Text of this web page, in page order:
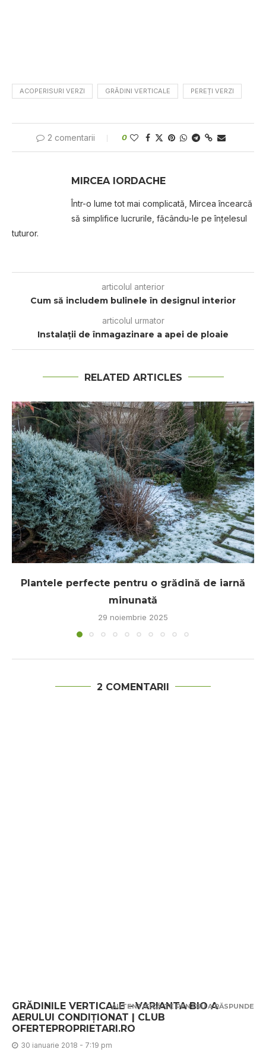
ACOPERISURI VERZI GRĂDINI VERTICALE PEREȚI VERZI
2 comentarii 0
MIRCEA IORDACHE
Într-o lume tot mai complicată, Mircea încearcă
să simplifice lucrurile, făcându-le pe înțelesul
tuturor.
articolul anterior
Cum să includem bulinele în designul interior
articolul urmator
Instalații de înmagazinare a apei de ploaie
RELATED ARTICLES
Plantele perfecte pentru o grădină de iarnă
minunată
29 noiembrie 2025
2 COMENTARII
GRĂDINILE VERTICALE – VARIANTA BIO A
AERULUI CONDIȚIONAT | CLUB
OFERTEPROPRIETARI.RO
30 ianuarie 2018 - 7:19 pm
AUTENTIFICĂ-TE PENTRU A RĂSPUNDE